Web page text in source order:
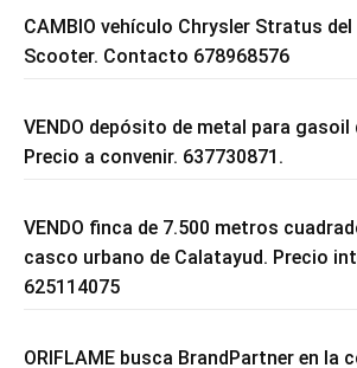
CAMBIO vehículo Chrysler Stratus
Scooter. Contacto 678968576
VENDO depósito de metal para
Precio a convenir. 637730871.
VENDO finca de 7.500 metros
casco urbano de Calatayud. Precio
625114075
ORIFLAME busca BrandPartner en la